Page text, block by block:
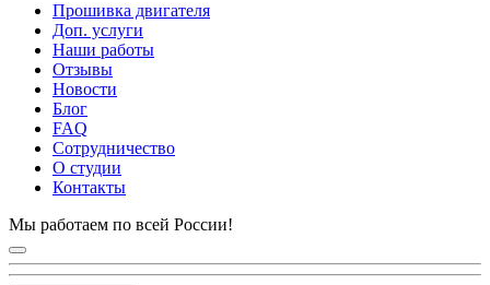
Прошивка двигателя
Доп. услуги
Наши работы
Отзывы
Новости
Блог
FAQ
Сотрудничество
О студии
Контакты
Мы работаем по всей России!